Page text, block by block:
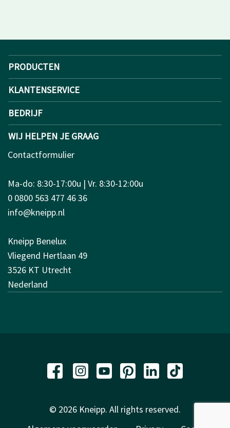
PRODUCTEN
KLANTENSERVICE
BEDRIJF
WIJ HELPEN JE GRAAG
Contactformulier
Ma-do: 8:30-17:00u | Vr. 8:30-12:00u
0 0800 563 477 46 36
info@kneipp.nl
Kneipp Benelux
Vliegend Hertlaan 49
3526 KT Utrecht
Nederland
© 2026 Kneipp. All rights reserved.